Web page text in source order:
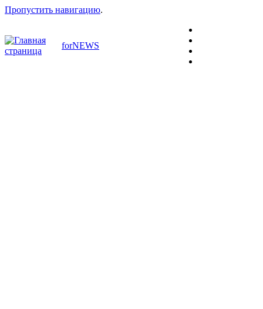
Пропустить навигацию.
forNEWS